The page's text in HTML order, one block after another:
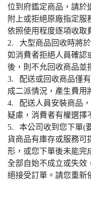
位到府鑑定商品，請於
附上或拒絕原廠指定服
依照使用程度逐項收取
2. 大型商品回收時將
如消費者拒絕人員確認
後，則不允回收商品並
3. 配送或回收商品僅
成二派情況，產生費用
4. 配送人員安裝商品
疑慮，消費者有權選擇
5. 本公司收到您下單(
貨商品有庫存或服務可
形，或您下單後未能完
全部自始不成立或失效
絕接受訂單。請您重新